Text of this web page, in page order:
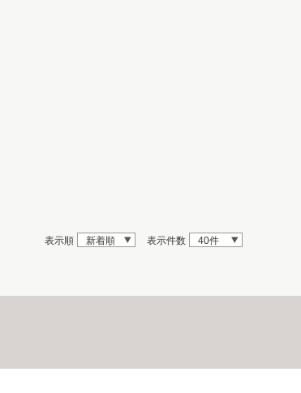
表示順 新着順 表示件数 40件